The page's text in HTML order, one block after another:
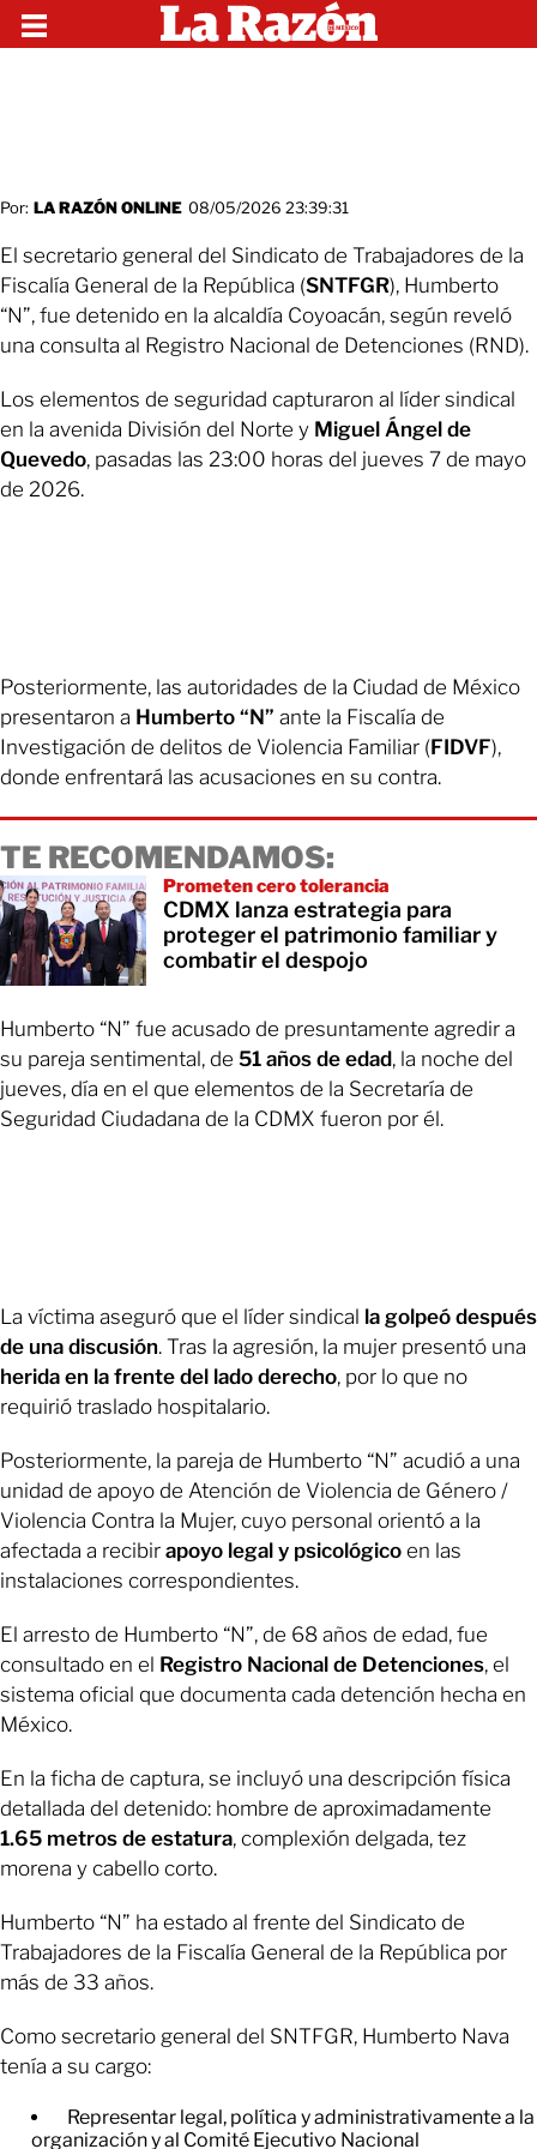
Por: LA RAZÓN ONLINE 08/05/2026 23:39:31
El secretario general del Sindicato de Trabajadores de la
Fiscalía General de la República (SNTFGR), Humberto
“N”, fue detenido en la alcaldía Coyoacán, según reveló
una consulta al Registro Nacional de Detenciones (RND).
Los elementos de seguridad capturaron al líder sindical
en la avenida División del Norte y Miguel Ángel de
Quevedo, pasadas las 23:00 horas del jueves 7 de mayo
de 2026.
Posteriormente, las autoridades de la Ciudad de México
presentaron a Humberto “N” ante la Fiscalía de
Investigación de delitos de Violencia Familiar (FIDVF),
donde enfrentará las acusaciones en su contra.
TE RECOMENDAMOS:
Prometen cero tolerancia
CDMX lanza estrategia para
proteger el patrimonio familiar y
combatir el despojo
Humberto “N” fue acusado de presuntamente agredir a
su pareja sentimental, de 51 años de edad, la noche del
jueves, día en el que elementos de la Secretaría de
Seguridad Ciudadana de la CDMX fueron por él.
La víctima aseguró que el líder sindical la golpeó después
de una discusión. Tras la agresión, la mujer presentó una
herida en la frente del lado derecho, por lo que no
requirió traslado hospitalario.
Posteriormente, la pareja de Humberto “N” acudió a una
unidad de apoyo de Atención de Violencia de Género /
Violencia Contra la Mujer, cuyo personal orientó a la
afectada a recibir apoyo legal y psicológico en las
instalaciones correspondientes.
El arresto de Humberto “N”, de 68 años de edad, fue
consultado en el Registro Nacional de Detenciones, el
sistema oficial que documenta cada detención hecha en
México.
En la ficha de captura, se incluyó una descripción física
detallada del detenido: hombre de aproximadamente
1.65 metros de estatura, complexión delgada, tez
morena y cabello corto.
Humberto “N” ha estado al frente del Sindicato de
Trabajadores de la Fiscalía General de la República por
más de 33 años.
Como secretario general del SNTFGR, Humberto Nava
tenía a su cargo:
Representar legal, política y administrativamente a la
organización y al Comité Ejecutivo Nacional